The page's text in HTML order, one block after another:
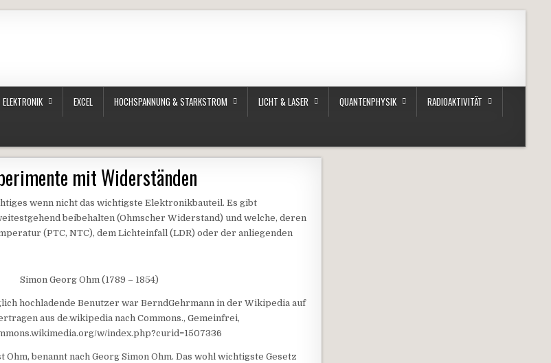
ELEKTRONIK EXCEL HOCHSPANNUNG & STARKSTROM LICHT & LASER QUANTENPHYSIK RADIOAKTIVITÄT
mit Widerständen
wenn nicht das wichtigste Elektronikbauteil. Es gibt
beibehalten (Ohmscher Widerstand) und welche, deren
(PTC, NTC), dem Lichteinfall (LDR) oder der anliegenden
Simon Georg Ohm (1789 – 1854)
hochladende Benutzer war BerndGehrmann in der Wikipedia auf
aus de.wikipedia nach Commons., Gemeinfrei,
w/index.php?curid=1507336
benannt nach Georg Simon Ohm. Das wohl wichtigste Gesetz